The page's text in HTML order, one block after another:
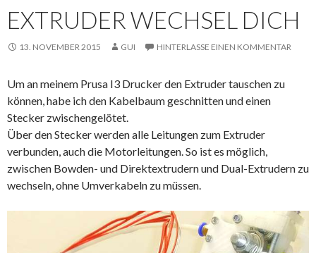
EXTRUDER WECHSEL DICH
13. NOVEMBER 2015 GUI HINTERLASSE EINEN KOMMENTAR
Um an meinem Prusa I3 Drucker den Extruder tauschen zu
können, habe ich den Kabelbaum geschnitten und einen
Stecker zwischengelötet.
Über den Stecker werden alle Leitungen zum Extruder
verbunden, auch die Motorleitungen. So ist es möglich,
zwischen Bowden- und Direktextrudern und Dual-Extrudern zu
wechseln, ohne Umverkabeln zu müssen.